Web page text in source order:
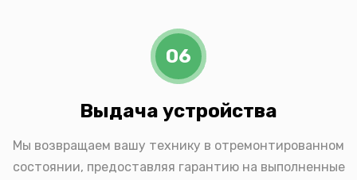
06
Выдача устройства
Мы возвращаем вашу технику в отремонтированном
состоянии, предоставляя гарантию на выполненные